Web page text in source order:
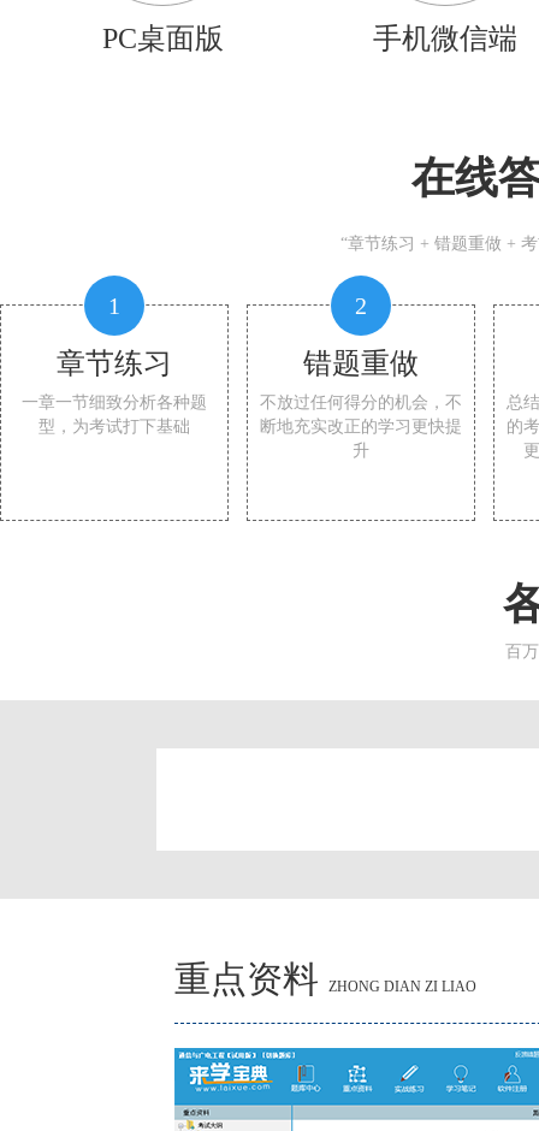
PC桌面版 手机微信端
在线
“章节练习 + 错题重做 +
1
章节练习
一章一节细致分析各种题
型，为考试打下基础
2
错题重做
不放过任何得分的机会，不
断地充实改正的学习更快提
升
总
的
百
重点资料 ZHONG DIAN ZI LIAO